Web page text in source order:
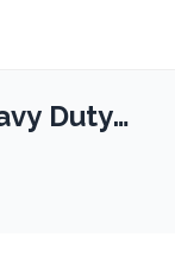
Duty